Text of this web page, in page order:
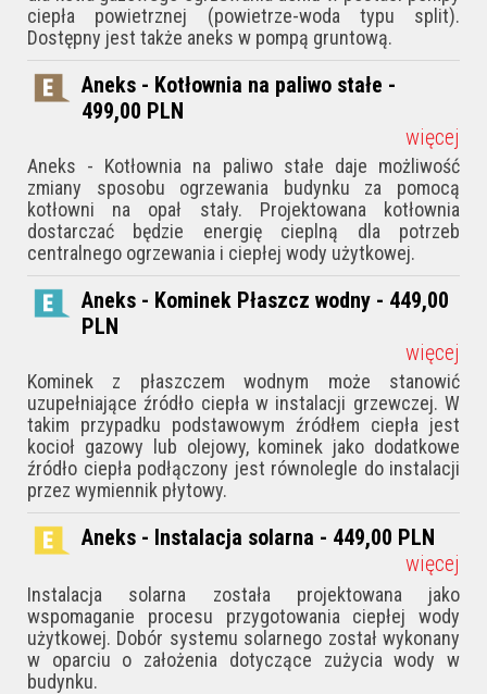
ciepła powietrznej (powietrze-woda typu split).
Dostępny jest także aneks w pompą gruntową.
Aneks - Kotłownia na paliwo stałe -
499,00 PLN
więcej
Aneks - Kotłownia na paliwo stałe daje możliwość
zmiany sposobu ogrzewania budynku za pomocą
kotłowni na opał stały. Projektowana kotłownia
dostarczać będzie energię cieplną dla potrzeb
centralnego ogrzewania i ciepłej wody użytkowej.
Aneks - Kominek Płaszcz wodny - 449,00
PLN
więcej
Kominek z płaszczem wodnym może stanowić
uzupełniające źródło ciepła w instalacji grzewczej. W
takim przypadku podstawowym źródłem ciepła jest
kocioł gazowy lub olejowy, kominek jako dodatkowe
źródło ciepła podłączony jest równolegle do instalacji
przez wymiennik płytowy.
Aneks - Instalacja solarna - 449,00 PLN
więcej
Instalacja solarna została projektowana jako
wspomaganie procesu przygotowania ciepłej wody
użytkowej. Dobór systemu solarnego został wykonany
w oparciu o założenia dotyczące zużycia wody w
budynku.